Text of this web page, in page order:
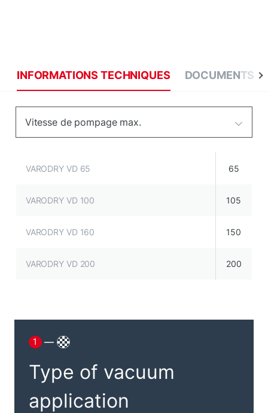
INFORMATIONS TECHNIQUES DOCUMENTS
Vitesse de pompage max.
VARODRY VD 65 65
VARODRY VD 100 105
VARODRY VD 160 150
VARODRY VD 200 200